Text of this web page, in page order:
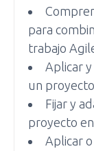
para
trabajo
Aplicar
un
Fijar y
proyecto
Aplicar